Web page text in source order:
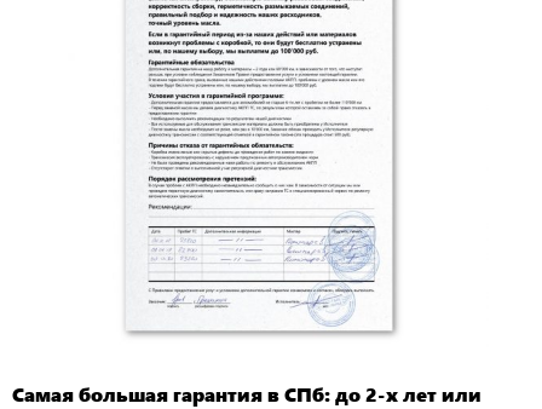
Самая большая гарантия в СПб: до 2-х лет или